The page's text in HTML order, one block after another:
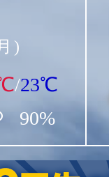
)
/23℃
90%